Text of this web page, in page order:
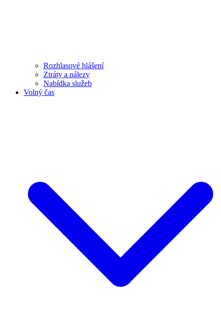
Rozhlasové hlášení
Ztráty a nálezy
Nabídka služeb
Volný čas